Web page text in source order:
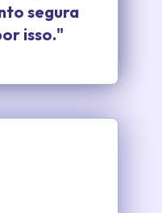
segura
isso."